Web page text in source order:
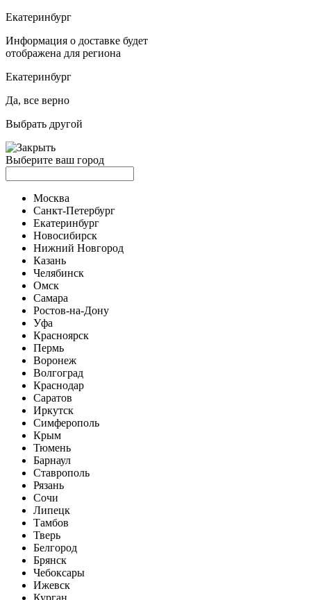
Екатеринбург
Информация о доставке будет
отображена для региона
Екатеринбург
Да, все верно
Выбрать другой
Выберите ваш город
Москва
Санкт-Петербург
Екатеринбург
Новосибирск
Нижний Новгород
Казань
Челябинск
Омск
Самара
Ростов-на-Дону
Уфа
Красноярск
Пермь
Воронеж
Волгоград
Краснодар
Саратов
Иркутск
Симферополь
Крым
Тюмень
Барнаул
Ставрополь
Рязань
Сочи
Липецк
Тамбов
Тверь
Белгород
Брянск
Чебоксары
Ижевск
Курган